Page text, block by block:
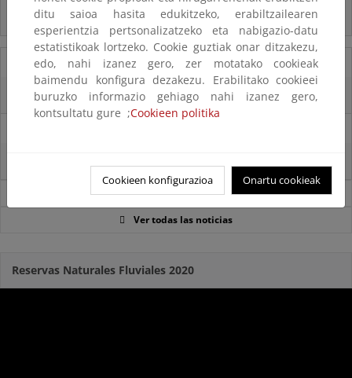
Inf. Pública RD medidas gestión riesgo inundación
05/08/2025
La reserva hídrica española se encuentra al 65,8% de su capacidad
Noticias sobre Agua
Ver todas las noticias
Reservas Naturales Fluviales 2020
ditu saioa hasita edukitzeko, erabiltzailearen
esperientzia pertsonalizatzeko eta nabigazio-datu
estatistikoak lortzeko. Cookie guztiak onar ditzakezu,
edo, nahi izanez gero, zer motatako cookieak
baimendu konfigura dezakezu. Erabilitako cookieei
buruzko informazio gehiago nahi izanez gero,
kontsultatu gure ;Cookieen politika
Cookieen konfigurazioa Onartu cookieak